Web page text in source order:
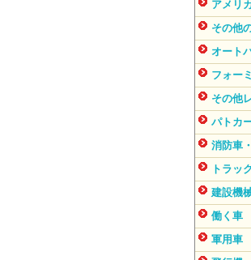
アメリ
その他
オート
フォー
その他
パトカ
消防車
トラッ
建設機
働く車
軍用車